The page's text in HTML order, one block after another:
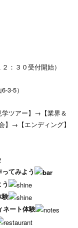
：３０受付開始）
3-5）
ツアー】→【業界＆
→【エンディング】
てみよう
験
ネート体験